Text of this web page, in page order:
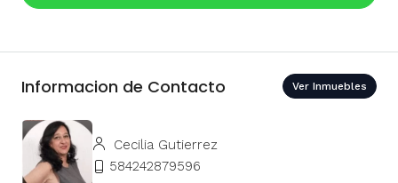
Informacion de Contacto Ver Inmuebles
Cecilia Gutierrez
584242879596